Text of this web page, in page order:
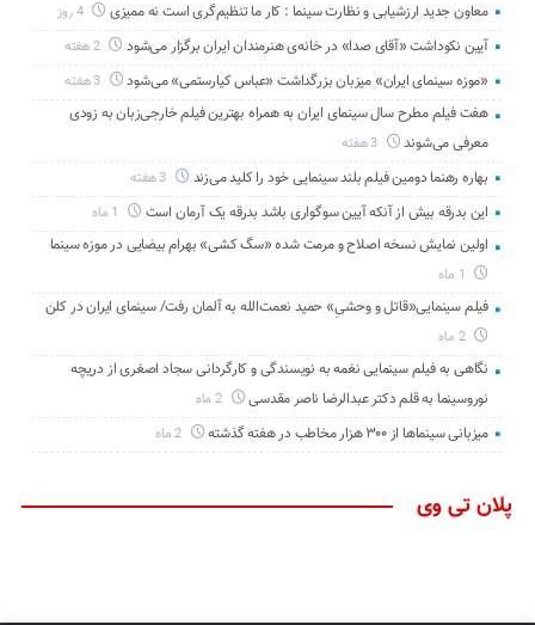
معاون جدید ارزشیابی و نظارت سینما : کار ما تنظیم‌گری است نه ممیزی 4 روز
آیین نکوداشت «آقای صدا» در خانه‌ی هنرمندان ایران برگزار می‌شود 2 هفته
«موزه سینمای ایران» میزبان بزرگداشت «عباس کیارستمی» می‌شود 3 هفته
هفت فیلم مطرح سال سینمای ایران به همراه بهترین فیلم خارجی‌زبان به زودی
معرفی می‌شوند
3 هفته
بهاره رهنما دومین فیلم بلند سینمایی خود را کلید می‌زند
این بدرقه بیش از آنکه آیین سوگواری باشد بدرقه یک آرمان است
اولین نمایش نسخه اصلاح و مرمت شده «سگ کشی» بهرام بیضایی در موزه سینما
فیلم سینمایی«قاتل و وحشیِ» حمید نعمت‌الله به آلمان رفت/ سینمای ایران در کلن
2 ماه
نگاهی به فیلم سینمایی نغمه به نویسندگی و کارگردانی سجاد اصغری از دریچه
نوروسینما به قلم دکتر عبدالرضا ناصر مقدسی
2 ماه
میزبانی سینماها از ۳۰۰ هزار مخاطب در هفته گذشته 2 ماه
پلان تی وی